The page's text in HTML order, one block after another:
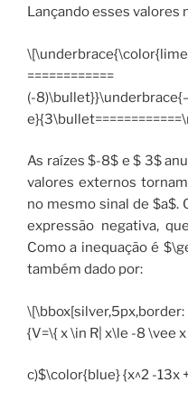
Lançando esses valores
============
(-
As raízes $-8$ e $ 3$
valores externos
no mesmo sinal de $a$.
expressão negativa,
Como a inequação é
também dado por:
{V=\{ x \in R| x\le -8 \vee
c)$\color{blue} {x^2 -13x